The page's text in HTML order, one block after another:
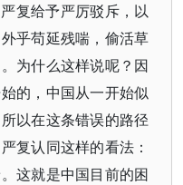
复给予严厉驳斥，以
乎苟延残喘，偷活草
为什么这样说呢？因
的，中国从一开始似
以在这条错误的路径
复认同这样的看法：
这就是中国目前的困